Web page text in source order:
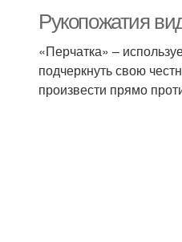
Рукопожатия
«Перчатка» –
подчеркнуть свою
произвести прямо